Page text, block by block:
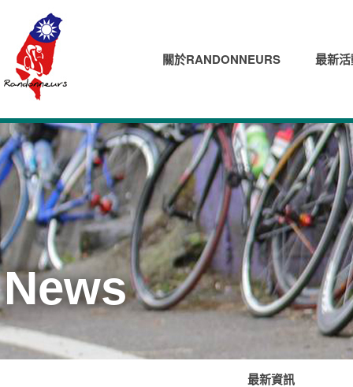
關於RANDONNEURS 最新
News
最新資訊